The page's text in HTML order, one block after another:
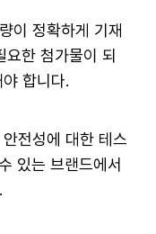
이 정확하게 기재
한 첨가물이 되
합니다.
전성에 대한 테스
있는 브랜드에서